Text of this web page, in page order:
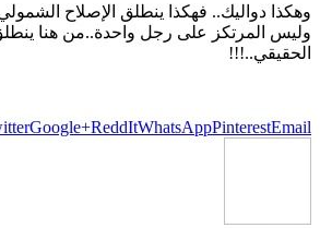
وهكذا دواليك.. فهكذا ينطلق الإصلاح
وليس المرتكز على رجل واحدة..من هنا
الحقيقي..!!!
Google+ReddItWhatsAppPinterestEmail